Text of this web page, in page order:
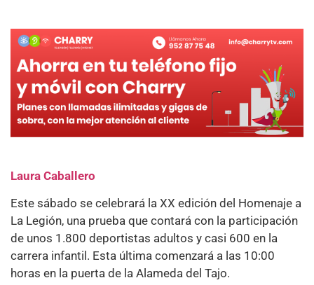
Laura Caballero
Este sábado se celebrará la XX edición del Homenaje a
La Legión, una prueba que contará con la participación
de unos 1.800 deportistas adultos y casi 600 en la
carrera infantil. Esta última comenzará a las 10:00
horas en la puerta de la Alameda del Tajo.